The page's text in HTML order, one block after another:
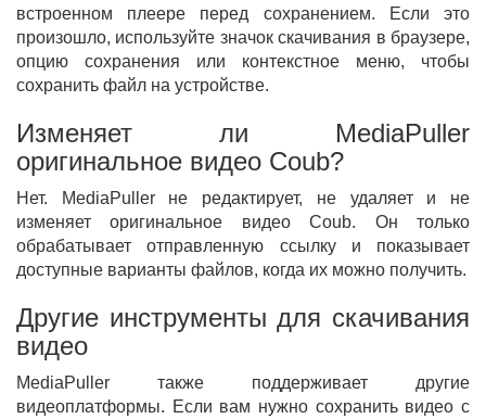
встроенном плеере перед сохранением. Если это
произошло, используйте значок скачивания в браузере,
опцию сохранения или контекстное меню, чтобы
сохранить файл на устройстве.
Изменяет ли MediaPuller
оригинальное видео Coub?
Нет. MediaPuller не редактирует, не удаляет и не
изменяет оригинальное видео Coub. Он только
обрабатывает отправленную ссылку и показывает
доступные варианты файлов, когда их можно получить.
Другие инструменты для скачивания
видео
MediaPuller также поддерживает другие
видеоплатформы. Если вам нужно сохранить видео с